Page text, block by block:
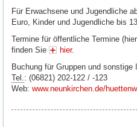
Für Erwachsene und Jugendliche
Euro, Kinder und Jugendliche bis
Termine für öffentliche Termine
finden Sie
hier.
Buchung für Gruppen und sonstige
Tel.: (06821) 202-122 / -123
Web: www.neunkirchen.de/